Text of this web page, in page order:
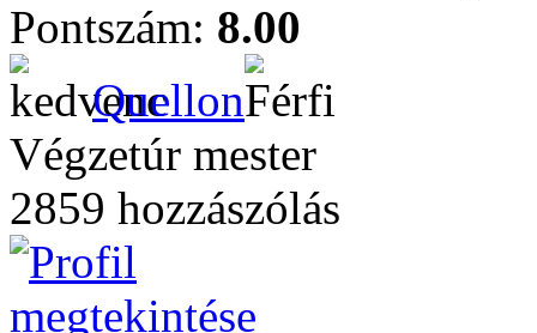
Pontszám: 8.00
Quellon
Végzetúr mester
2859 hozzászólás